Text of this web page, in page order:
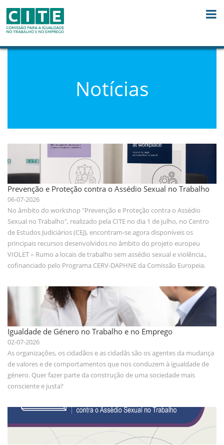
Notícias
Prevenção e Proteção contra o Assédio Sexual no Trabalho
06-07-2026
No âmbito do workshop "Prevenção e Proteção contra o Assédio
Sexual no Trabalho", realizado pela CITE no dia 1 de julho, no Centro
de Estudos Judiciários (CEJ), encontram-se agora disponíveis os
principais recursos desenvolvidos no âmbito do projeto europeu
VIOLET – Rumo a locais de trabalho sem assédio sexual e violência.,
cofinanciado pelo Programa CERV-DAPHNE da Comissão Europeia.
Igualdade de Género no Trabalho e no Emprego
02-07-2026
As organizações, os cidadãos e as cidadãs são os agentes da mudança
de valores e de comportamentos que nos conduzem à igualdade de
género. Quer fazer parte da construção de uma sociedade mais
consciente e justa?